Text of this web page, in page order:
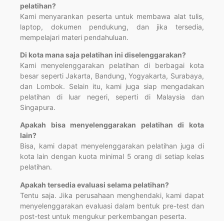
pelatihan?
Kami menyarankan peserta untuk membawa alat tulis,
laptop, dokumen pendukung, dan jika tersedia,
mempelajari materi pendahuluan.
Di kota mana saja pelatihan ini diselenggarakan?
Kami menyelenggarakan pelatihan di berbagai kota
besar seperti Jakarta, Bandung, Yogyakarta, Surabaya,
dan Lombok. Selain itu, kami juga siap mengadakan
pelatihan di luar negeri, seperti di Malaysia dan
Singapura.
Apakah bisa menyelenggarakan pelatihan di kota
lain?
Bisa, kami dapat menyelenggarakan pelatihan juga di
kota lain dengan kuota minimal 5 orang di setiap kelas
pelatihan.
Apakah tersedia evaluasi selama pelatihan?
Tentu saja. Jika perusahaan menghendaki, kami dapat
menyelenggarakan evaluasi dalam bentuk pre-test dan
post-test untuk mengukur perkembangan peserta.